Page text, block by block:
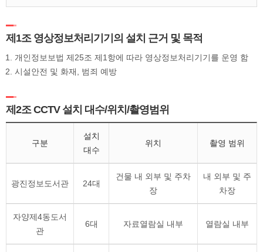
제1조 영상정보처리기기의 설치 근거 및 목적
개인정보보법 제25조 제1항에 따라 영상정보처리기기를 운영 함
시설안전 및 화재, 범죄 예방
제2조 CCTV 설치 대수/위치/촬영범위
구분
설치
대수
위치 촬영 범위
광진정보도서관 24대
건물 내 외부 및 주차
장
내 외부 및 주
차장
자양제4동도서
관
6대 자료열람실 내부 열람실 내부